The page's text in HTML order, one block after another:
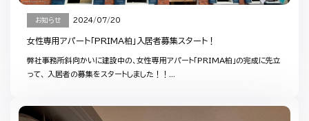
お知らせ 2024/07/20
女性専用アパート「PRIMA柏」入居者募集スタート！
弊社事務所斜向かいに建設中の、女性専用アパート「PRIMA柏」の完成に先立
って、 入居者の募集をスタートしました！！...